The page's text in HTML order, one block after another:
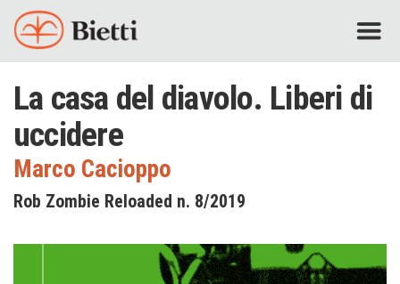
La casa del diavolo. Liberi di
uccidere
Marco Cacioppo
Rob Zombie Reloaded n. 8/2019